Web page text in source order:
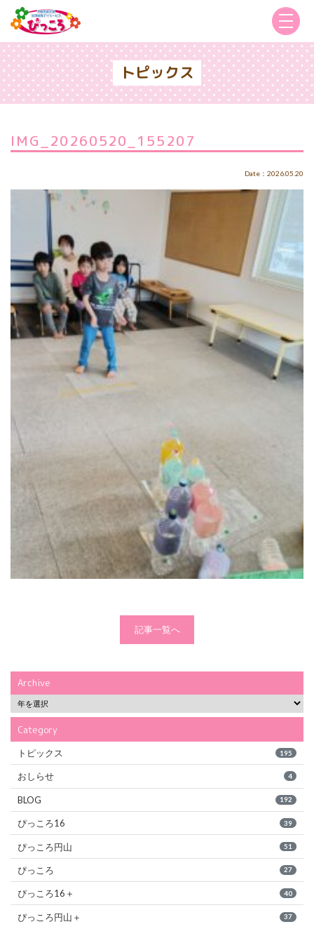
トピックス
IMG_20260520_155207
Date：2026.05.20
記事一覧へ
Archive
Category
トピックス 195
おしらせ 4
BLOG 192
ぴっころ16 39
ぴっころ円山 51
ぴっころ 27
ぴっころ16＋ 40
ぴっころ円山＋ 37